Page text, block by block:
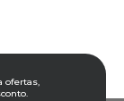
ofertas,